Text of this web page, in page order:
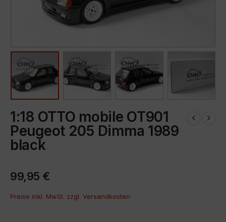
1:18 OTTO mobile OT901
Peugeot 205 Dimma 1989
black
99,95 €
Preise inkl. MwSt. zzgl. Versandkosten